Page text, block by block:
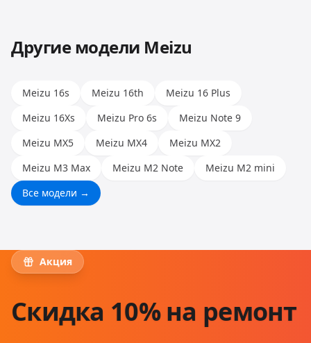
Другие модели Meizu
Meizu 16s Meizu 16th
Meizu 16 Plus
Meizu 16Xs
Meizu Pro 6s
Meizu Note 9
Meizu MX5
Meizu MX4
Meizu MX2
Meizu M3 Max
Meizu M2 Note
Meizu M2 mini
Все модели →
Акция
Скидка 10% на ремонт